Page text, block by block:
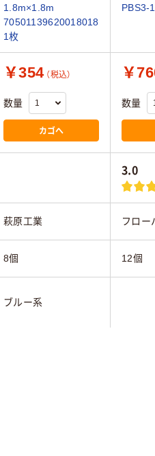
1.8m×1.8m
70501139620018018
1枚
PBS3-
￥354 （税込）
数量
カゴへ
￥
数量
3.0
萩原工業 フロー
8個 12個
ブルー系